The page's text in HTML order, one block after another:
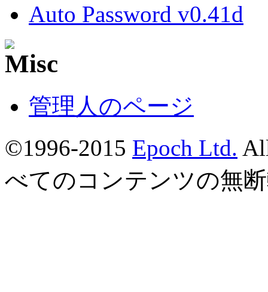
Auto Password v0.41d
管理人のページ
©1996-2015 Epoch Ltd.
べてのコンテンツの無